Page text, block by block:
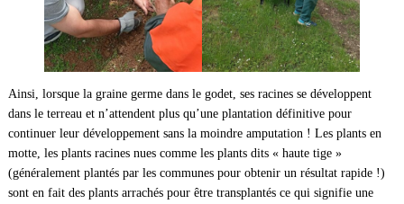
Ainsi, lorsque la graine germe dans le godet, ses racines se développent
dans le terreau et n’attendent plus qu’une plantation définitive pour
continuer leur développement sans la moindre amputation ! Les plants en
motte, les plants racines nues comme les plants dits « haute tige »
(généralement plantés par les communes pour obtenir un résultat rapide !)
sont en fait des plants arrachés pour être transplantés ce qui signifie une